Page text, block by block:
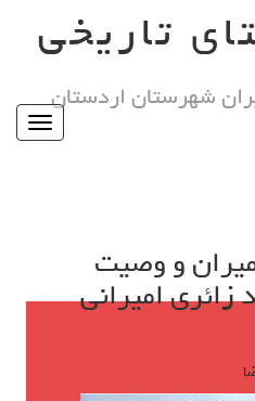
تاریخی
شهرستان اردستان
Toggle
و وصیت
امیرانی